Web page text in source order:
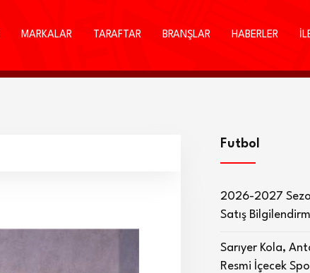
MARKALAR TARAFTAR BRANŞLAR HABERLER
Futbol
2026-2027
Satış
Sarıyer Kola,
Resmi İçecek